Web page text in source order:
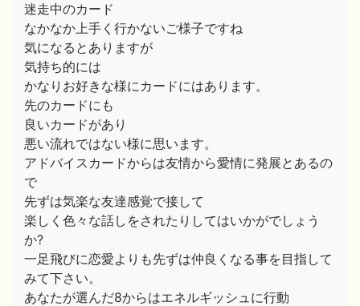
迷走中のカード
なかなか上手く行かないご様子ですね
気になるとありますが
気持ち的には
かなりお好きな様にカードにはあります。
先のカードにも
良いカードがあり
悪い流れではない様に思います。
アドバイスカードからは友情から愛情に発展とあるの
で
先ずは気楽な友達感覚で接して
楽しく色々な話しをされたりしてはいかがでしょう
か?
一足飛びに恋愛よりも先ずは仲良くなる事を目指して
みて下さい。
あなたが選んだ8からはエネルギッシュに行動